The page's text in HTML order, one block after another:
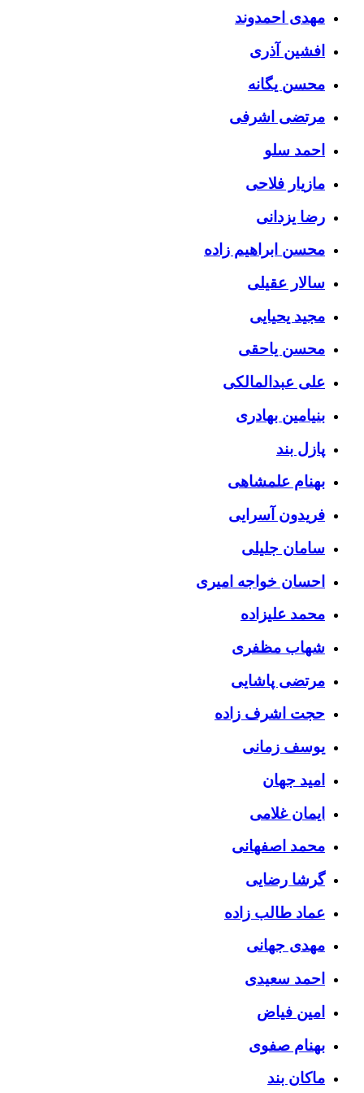
مهدی احمدوند
افشین آذری
محسن یگانه
مرتضی اشرفی
احمد سلو
مازیار فلاحی
رضا یزدانی
محسن ابراهیم زاده
سالار عقیلی
مجید یحیایی
محسن یاحقی
علی عبدالمالکی
بنیامین بهادری
پازل بند
بهنام علمشاهی
فریدون آسرایی
سامان جلیلی
احسان خواجه امیری
محمد علیزاده
شهاب مظفری
مرتضی پاشایی
حجت اشرف زاده
یوسف زمانی
امید جهان
ایمان غلامی
محمد اصفهانی
گرشا رضایی
عماد طالب زاده
مهدی جهانی
احمد سعیدی
امین فیاض
بهنام صفوی
ماکان بند